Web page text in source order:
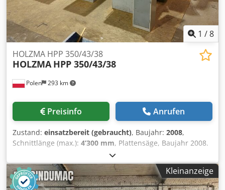
1 /8
Polen 293 km
HOLZMA HPP 350/43/38
HOLZMA HPP 350/43/38
Preisinfo Anrufen
Zustand: einsatzbereit (gebraucht), Baujahr: 2008,
Schnittlänge (max.): 4’300 mm, Plattensäge, Baujahr 2008.
Diese HOLZMA HPP 350/43/38 verfügt über einen
Sägeblattüberstand von 80 mm und eine Schnittlänge von
4300 mm und bietet damit effiziente Schneidleistungen.
Sie verfügt über einen leistungsstarken Hauptsägemotor
Kleinanzeige